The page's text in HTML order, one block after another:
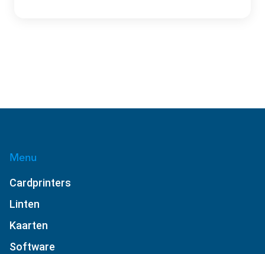
Menu
Cardprinters
Linten
Kaarten
Software